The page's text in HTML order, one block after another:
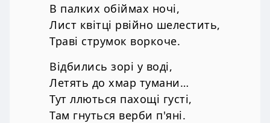
В палких обіймах ночі,
Лист квітці рвійно шелестить,
Траві струмок воркоче.
Відбились зорі у воді,
Летять до хмар тумани…
Тут ллються пахощі густі,
Там гнуться верби п'яні.